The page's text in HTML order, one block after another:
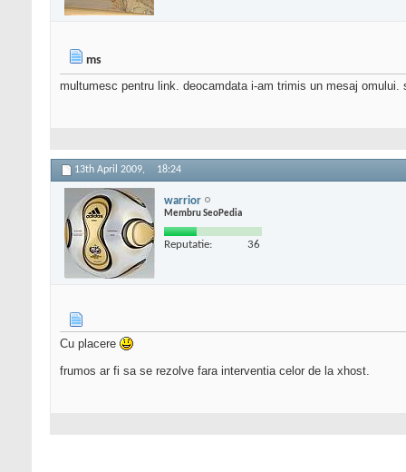
ms
multumesc pentru link. deocamdata i-am trimis un mesaj omului.
13th April 2009, 18:24
warrior
Membru SeoPedia
Reputatie: 36
Cu placere
frumos ar fi sa se rezolve fara interventia celor de la xhost.